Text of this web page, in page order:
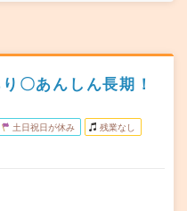
〇あんしん長期！
土日祝日が休み 残業なし